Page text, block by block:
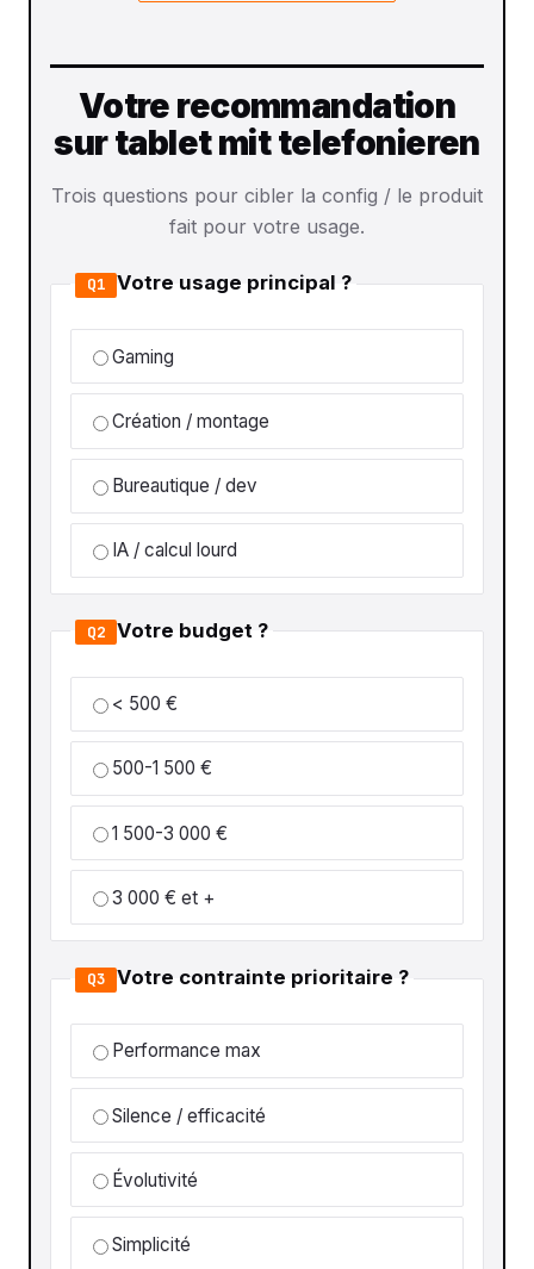
Votre recommandation
sur tablet mit telefonieren
Trois questions pour cibler la config / le produit
fait pour votre usage.
Q1 Votre usage principal ?
Gaming
Création / montage
Bureautique / dev
IA / calcul lourd
Q2 Votre budget ?
< 500 €
500-1 500 €
1 500-3 000 €
3 000 € et +
Q3 Votre contrainte prioritaire ?
Performance max
Silence / efficacité
Évolutivité
Simplicité